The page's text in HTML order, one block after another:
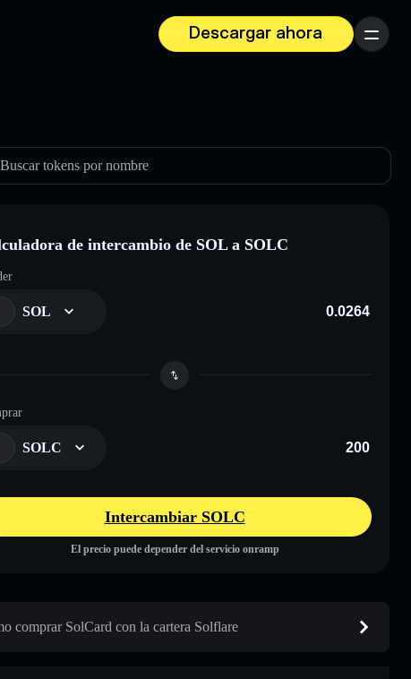
Descargar ahora
Menú
Buscar tokens por nombre
de intercambio de SOL a SOLC
SOL
SOLC
Intercambiar SOLC
El precio puede depender del servicio onramp
comprar SolCard con la cartera Solflare